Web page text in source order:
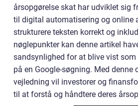
årsopgørelse skat har udviklet sig
til digital automatisering og online
strukturere teksten korrekt og
nøglepunkter kan denne artikel
sandsynlighed for at blive vist som
på en Google-søgning. Med denne
vejledning vil investorer og
til at forstå og håndtere deres